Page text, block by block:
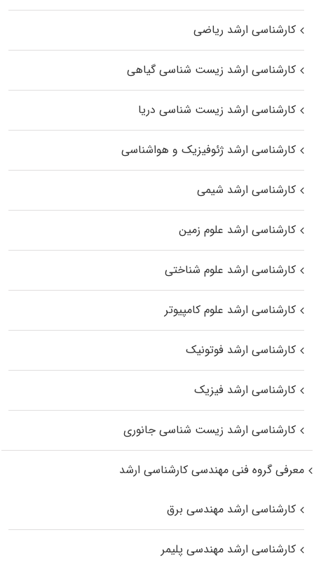
کارشناسی ارشد ریاضی
کارشناسی ارشد زیست‌ شناسی گیاهی
کارشناسی ارشد زیست‌ شناسی دریا
کارشناسی ارشد ژئوفیزیک و هواشناسی
کارشناسی ارشد شیمی
کارشناسی ارشد علوم زمین
کارشناسی ارشد علوم شناختی
کارشناسی ارشد علوم کامپیوتر
کارشناسی ارشد فوتونیک
کارشناسی ارشد فیزیک
کارشناسی ارشد زیست‌ شناسی جانوری
معرفی گروه فنی مهندسی کارشناسی ارشد
کارشناسی ارشد مهندسی برق
کارشناسی ارشد مهندسی پلیمر